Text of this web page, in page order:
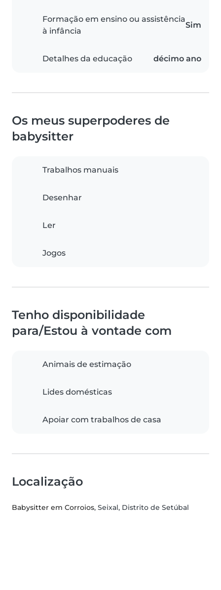
Formação em ensino ou assistência
à infância
Sim
Detalhes da educação décimo ano
Os meus superpoderes de
babysitter
Trabalhos manuais
Desenhar
Ler
Jogos
Tenho disponibilidade
para/Estou à vontade com
Animais de estimação
Lides domésticas
Apoiar com trabalhos de casa
Localização
Babysitter em Corroios, Seixal, Distrito de Setúbal